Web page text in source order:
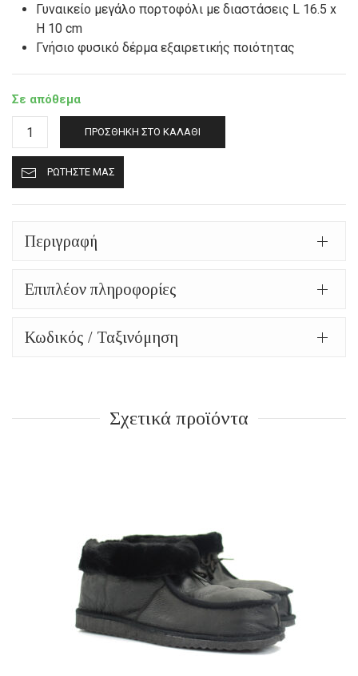
Γυναικείο μεγάλο πορτοφόλι με διαστάσεις L 16.5 x
H 10 cm
Γνήσιο φυσικό δέρμα εξαιρετικής ποιότητας
Σε απόθεμα
Δερμάτινο
πορτοφόλι
1031
μαύρο
ΠΡΟΣΘΉΚΗ ΣΤΟ ΚΑΛΆΘΙ
ΡΩΤΉΣΤΕ ΜΑΣ
Περιγραφή
Επιπλέον πληροφορίες
Κωδικός / Ταξινόμηση
Σχετικά προϊόντα